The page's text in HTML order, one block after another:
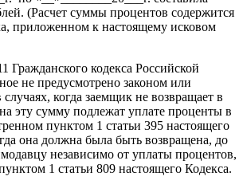
(Расчет суммы процентов содержится
приложенном к настоящему исковом
Гражданского кодекса Российской
не предусмотрено законом или
когда заемщик не возвращает в
эту сумму подлежат уплате проценты в
пунктом 1 статьи 395 настоящего
она должна была быть возвращена, до
независимо от уплаты процентов,
1 статьи 809 настоящего Кодекса.